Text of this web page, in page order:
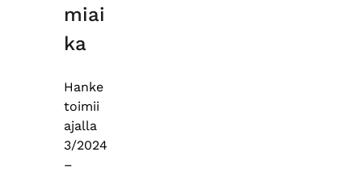
miai
ka
Hanke
toimii
ajalla
3/2024
–